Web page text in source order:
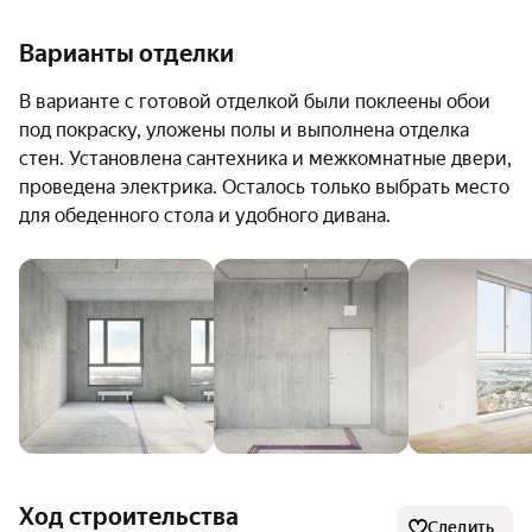
«Мосрентген»;
4 км до ландшафтного заказника «Теплый стан»;
6 км до торгово-развлекательного центра
«Саларис» с кинотеатром, детскими аттракционами и
магазинами.
О застройщике
«Самолет» входит в топ крупнейших девелоперов
России. Частью жилых комплексов застройщика
является собственная инфраструктура — это делает
их развитыми городскими кварталами, где все
востребованные услуги можно получить в шаговой
сервисы для экономии сил и времени, например,
Варианты отделки
В варианте с готовой отделкой были поклеены обои
под покраску, уложены полы и выполнена отделка
стен. Установлена сантехника и межкомнатные двери,
проведена электрика. Осталось только выбрать место
для обеденного стола и удобного дивана.
Ход строительства Следить